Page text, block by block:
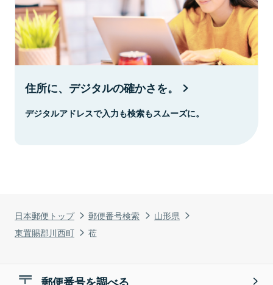
日本郵便トップ 郵便番号検索
山形県
東置賜郡川西町
莅
住所に、デジタルの確かさを。
デジタルアドレスで入力も検索もスムーズに。
郵便番号を調べる